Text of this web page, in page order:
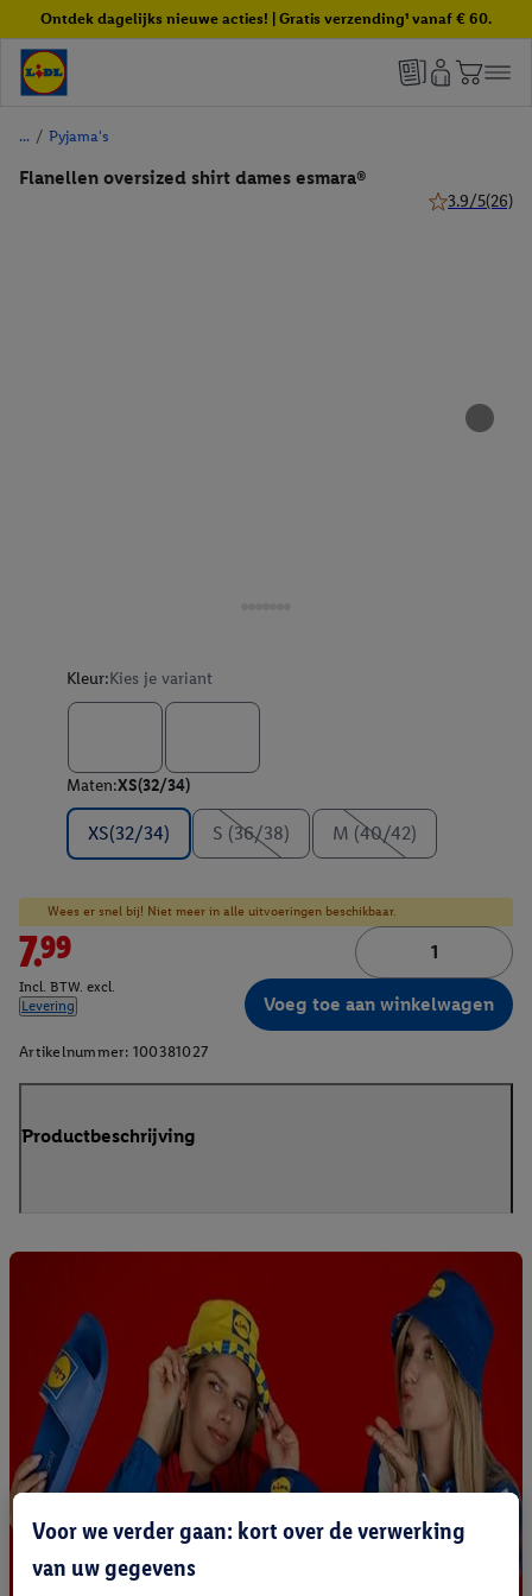
Ontdek dagelijks nieuwe acties! | Gratis verzending¹ vanaf € 60.
/ Pyjama's
Flanellen oversized shirt dames esmara®
3.9/5(26)
Kleur:Kies je variant
Maten:XS(32/34)
XS(32/34) S (36/38) M (40/42)
Wees er snel bij! Niet meer in alle uitvoeringen beschikbaar.
7.99
Incl. BTW. excl.
Levering
Voeg toe aan winkelwagen
Artikelnummer: 100381027
Productbeschrijving
Voor we verder gaan: kort over de verwerking
van uw gegevens